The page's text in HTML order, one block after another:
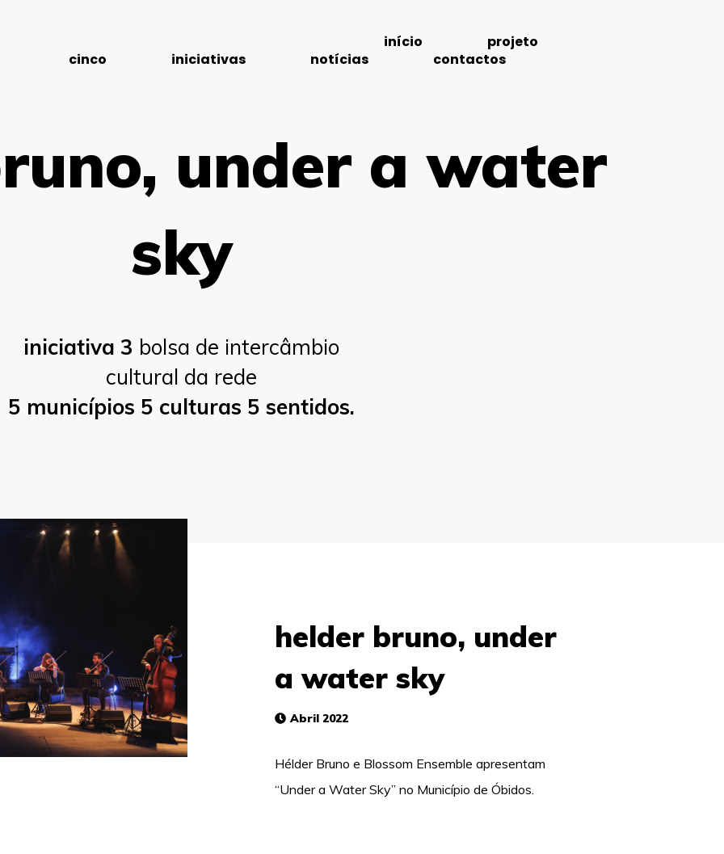
início
projeto
cinco
iniciativas notícias contactos
under a water
sky
iniciativa 3 bolsa de intercâmbio
cultural da rede
5 municípios 5 culturas 5 sentidos.
helder bruno, under
a water sky
Abril 2022
Hélder Bruno e Blossom Ensemble apresentam
“Under a Water Sky” no Município de Óbidos.